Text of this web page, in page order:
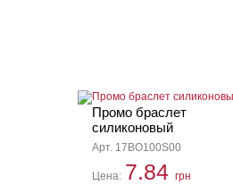
Промо браслет
силиконовый
Арт. 17BO100S00
Цена: 7.84 грн